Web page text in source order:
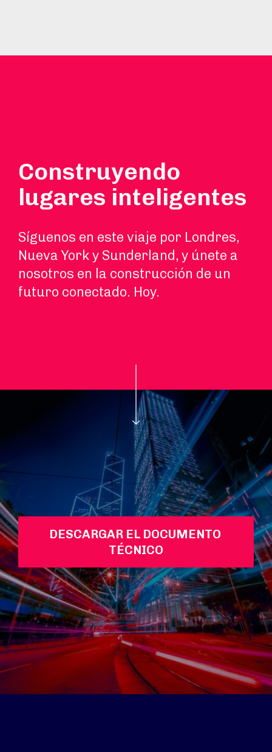
Construyendo
lugares inteligentes
Síguenos en este viaje por Londres,
Nueva York y Sunderland, y únete a
nosotros en la construcción de un
futuro conectado. Hoy.
DESCARGAR EL DOCUMENTO
TÉCNICO